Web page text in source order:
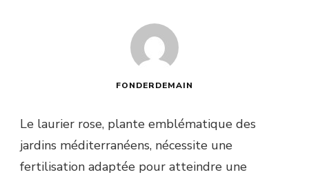
FONDERDEMAIN
Le laurier rose, plante emblématique des
jardins méditerranéens, nécessite une
fertilisation adaptée pour atteindre une